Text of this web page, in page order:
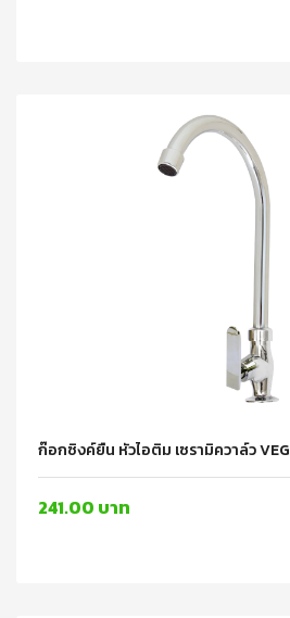
ก๊อกซิงค์ยืน หัวไอติม เซรามิควาล์ว
241.00 บาท